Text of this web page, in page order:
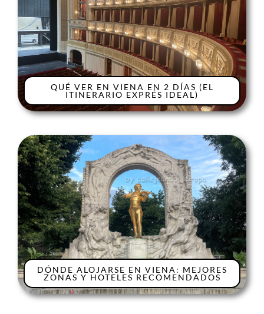
QUÉ VER EN VIENA EN 2 DÍAS (EL
ITINERARIO EXPRÉS IDEAL)
DÓNDE ALOJARSE EN VIENA: MEJORES
ZONAS Y HOTELES RECOMENDADOS